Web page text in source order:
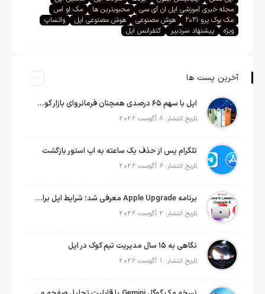
مجله خبری آموزشی اپل ان آی سی
محبوبترین ها
مک او اس
مک بوک پرو ۲۰۲۱
هوش مصنوعی هوش مصنوعی اپل
واتساپ
ویژه
پیشنهاد سردبیر کنفرانس اپل
آخرین پست ها
اپل با سهم ۶۵ درصدی همچنان فرمانروای بازار گوشی‌های پریمیوم جهان است
تاریخ انتشار: 8 آگوست 2026
تلگرام پس از حذف یک ساعته به اپ استور بازگشت
تاریخ انتشار: 6 آگوست 2026
برنامه Apple Upgrade معرفی شد؛ شرایط اپل برای اجاره آیفون، آیپد، مک و اپل واچ
تاریخ انتشار: 2 آگوست 2026
نگاهی به ۱۵ سال مدیریت تیم کوک در اپل
تاریخ انتشار: 1 آگوست 2026